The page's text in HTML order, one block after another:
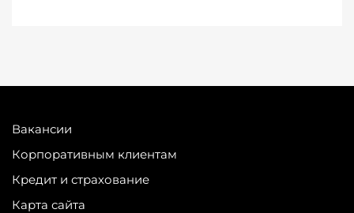
Вакансии
Корпоративным клиентам
Кредит и страхование
Карта сайта